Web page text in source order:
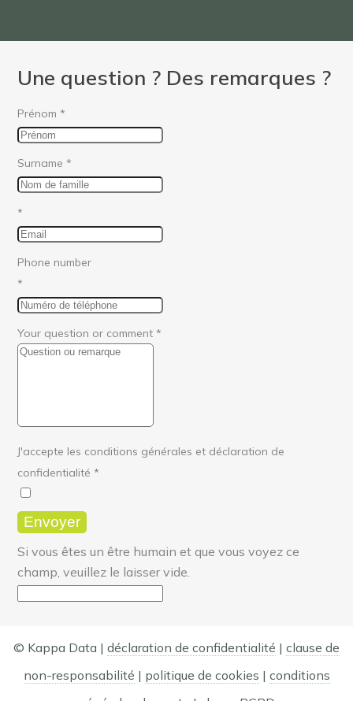
Une question ? Des remarques ?
Prénom *
Surname *
*
Phone number
*
Your question or comment *
J'accepte les conditions générales et déclaration de
confidentialité *
Si vous êtes un être humain et que vous voyez ce
champ, veuillez le laisser vide.
© Kappa Data | déclaration de confidentialité | clause de
non-responsabilité | politique de cookies | conditions